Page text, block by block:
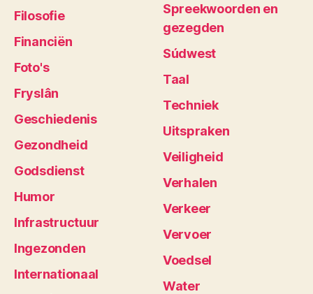
Filosofie
Financiën
Foto's
Fryslân
Geschiedenis
Gezondheid
Godsdienst
Humor
Infrastructuur
Ingezonden
Internationaal
Spreekwoorden en
gezegden
Súdwest
Taal
Techniek
Uitspraken
Veiligheid
Verhalen
Verkeer
Vervoer
Voedsel
Water